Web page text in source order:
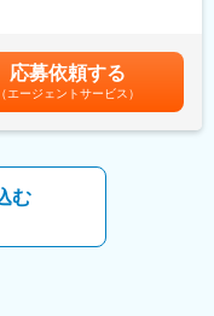
着いた進行
れていただくため、
～1か月程度）を設けてい
い建物を扱う建築施工管
上下する可能性がありま
です。
応募依頼する
（エージェントサービス）
む